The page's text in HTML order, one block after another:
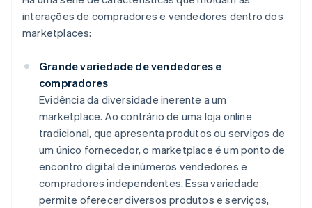
interações de compradores e vendedores dentro dos
marketplaces:
Grande variedade de vendedores e
compradores
Evidência da diversidade inerente a um
marketplace. Ao contrário de uma loja online
tradicional, que apresenta produtos ou serviços de
um único fornecedor, o marketplace é um ponto de
encontro digital de inúmeros vendedores e
compradores independentes. Essa variedade
permite oferecer diversos produtos e serviços,